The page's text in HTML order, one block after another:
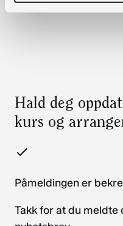
Hald deg
kurs og
Påmeldingen er
Takk for at du